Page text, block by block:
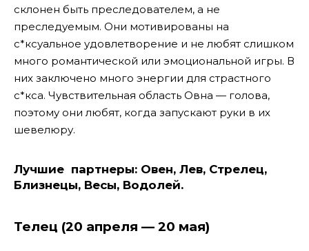
склонен быть преследователем, а не
преследуемым. Они мотивированы на
с*ксуальное удовлетворение и не любят слишком
много романтической или эмоциональной игры. В
них заключено много энергии для страстного
с*кса. Чувствительная область Овна — голова,
поэтому они любят, когда запускают руки в их
шевелюру.
Лучшие партнеры: Овен, Лев, Стрелец,
Близнецы, Весы, Водолей.
Телец (20 апреля — 20 мая)